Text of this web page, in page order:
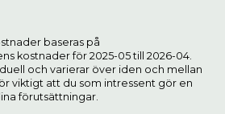
baseras på
kostnader för 2025-05 till 2026-04.
och varierar över iden och mellan
viktigt att du som intressent gör en
förutsättningar.